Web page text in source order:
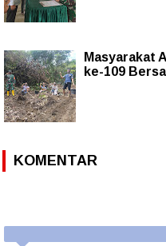
Masyarakat
ke-109
KOMENTAR